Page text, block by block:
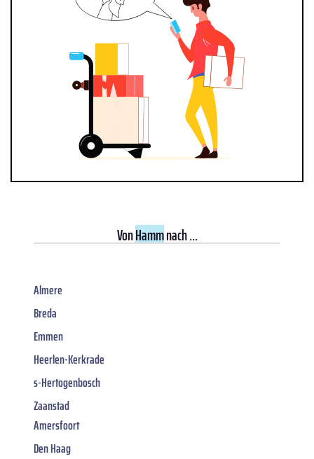
VonHammnach ...
Almere
Breda
Emmen
Heerlen-Kerkrade
s-Hertogenbosch
Zaanstad
Amersfoort
Den Haag